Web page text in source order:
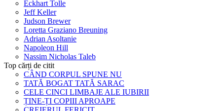
Eckhart Tolle
Jeff Keller
Judson Brewer
Loretta Graziano Breuning
Adrian Asoltanie
Napoleon Hill
Nassim Nicholas Taleb
Top cărți de citit
CÂND CORPUL SPUNE NU
TATĂ BOGAT TATĂ SARAC
CELE CINCI LIMBAJE ALE IUBIRII
ȚINE-ȚI COPIII APROAPE